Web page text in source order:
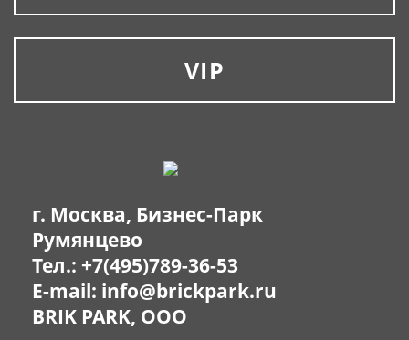
VIP
г. Москва, Бизнес-Парк
Румянцево
Тел.: +7(495)789-36-53
E-mail: info@brickpark.ru
BRIK PARK, OOO